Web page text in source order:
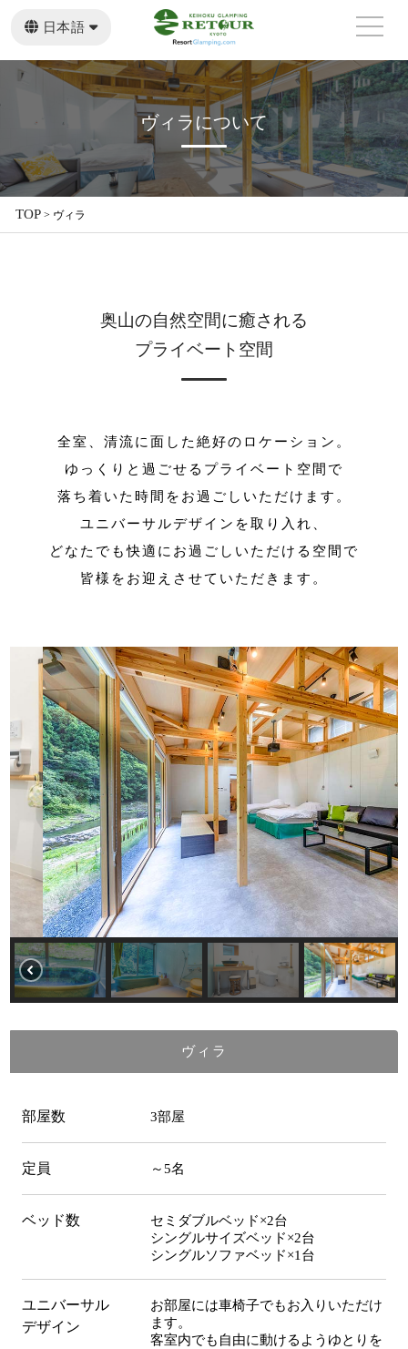
日本語
English
繁體中文
ヴィラについて
TOP> ヴィラ
奥山の自然空間に癒される
プライベート空間
全室、清流に面した絶好のロケーション。
ゆっくりと過ごせるプライベート空間で
落ち着いた時間をお過ごしいただけます。
ユニバーサルデザインを取り入れ、
どなたでも快適にお過ごしいただける空間で
皆様をお迎えさせていただきます。
ヴィラ
部屋数 3部屋
定員 ～5名
ベッド数
セミダブルベッド×2台
シングルサイズベッド×2台
シングルソファベッド×1台
ユニバーサル
デザイン
お部屋には車椅子でもお入りいただけ
ます。
客室内でも自由に動けるようゆとりを